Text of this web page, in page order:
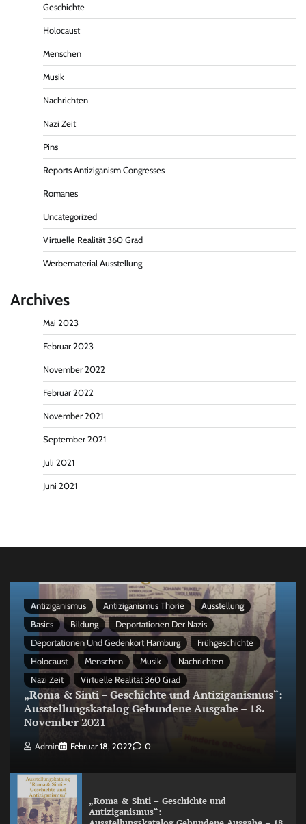
Geschichte
Holocaust
Menschen
Musik
Nachrichten
Nazi Zeit
Pins
Reports Antiziganism Congresses
Romanes
Uncategorized
Virtuelle Realität 360 Grad
Werbematerial Ausstellung
Archives
Mai 2023
Februar 2023
November 2022
Februar 2022
November 2021
September 2021
Juli 2021
Juni 2021
Antiziganismus Antiziganismus Thorie
Ausstellung
Basics
Bildung
Deportationen Der Nazis
Deportationen Und Gedenkort Hamburg
Frühgeschichte
Holocaust
Menschen Musik
Nachrichten
Nazi Zeit
Virtuelle Realität 360 Grad
„Roma & Sinti – Geschichte und Antiziganismus“:
Ausstellungskatalog Gebundene Ausgabe – 18.
November 2021
Admin Februar 18, 2022 0
„Roma & Sinti – Geschichte und
Antiziganismus“: